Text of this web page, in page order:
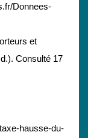
Donnees-
et
Consulté 17
hausse-du-